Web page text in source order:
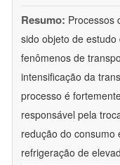
Resumo: Processos
sido objeto de
fenômenos de
intensificação da
processo é
responsável pela
redução do consumo
refrigeração de